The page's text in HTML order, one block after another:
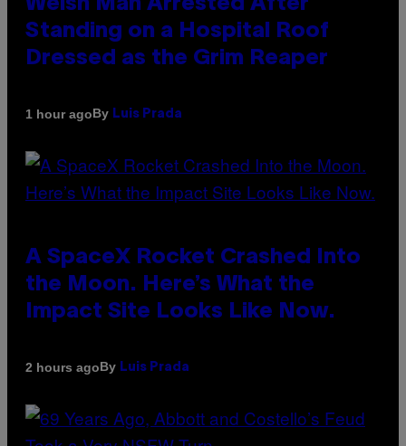
Welsh Man Arrested After
Standing on a Hospital Roof
Dressed as the Grim Reaper
1 hour agoBy Luis Prada
A SpaceX Rocket Crashed Into
the Moon. Here’s What the
Impact Site Looks Like Now.
2 hours agoBy Luis Prada